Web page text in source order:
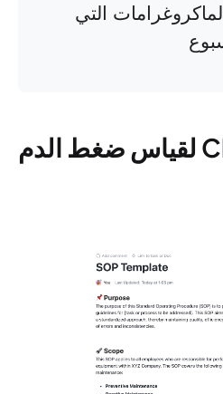
التي
4. قالب ClickUp لقياس ضغط الدم